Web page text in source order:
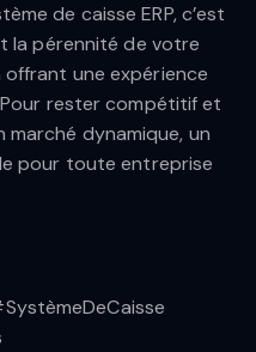
de caisse ERP, c’est
la pérennité de votre
une expérience
rester compétitif et
marché dynamique, un
pour toute entreprise